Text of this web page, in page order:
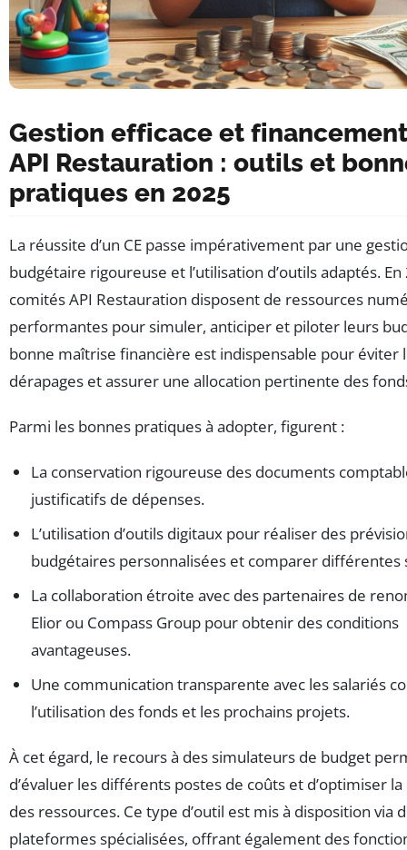
Gestion efficace et
API Restauration : outils et
pratiques en 2025
La réussite d’un CE passe impérativement par une
budgétaire rigoureuse et l’utilisation d’outils adaptés. En
comités API Restauration disposent de ressources
performantes pour simuler, anticiper et piloter leurs
bonne maîtrise financière est indispensable pour éviter
dérapages et assurer une allocation pertinente des
Parmi les bonnes pratiques à adopter, figurent :
La conservation rigoureuse des documents
justificatifs de dépenses.
L’utilisation d’outils digitaux pour réaliser des
budgétaires personnalisées et comparer différentes
La collaboration étroite avec des partenaires de
Elior ou Compass Group pour obtenir des conditions
avantageuses.
Une communication transparente avec les salariés
l’utilisation des fonds et les prochains projets.
À cet égard, le recours à des simulateurs de budget
d’évaluer les différents postes de coûts et d’optimiser
des ressources. Ce type d’outil est mis à disposition via
plateformes spécialisées, offrant également des